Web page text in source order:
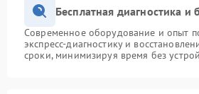
Бесплатная диагностика
Современное оборудование и опыт
экспресс-диагностику и
сроки, минимизируя время без